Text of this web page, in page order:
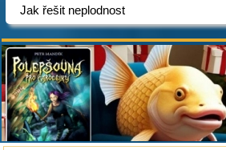
Jak řešit neplodnost